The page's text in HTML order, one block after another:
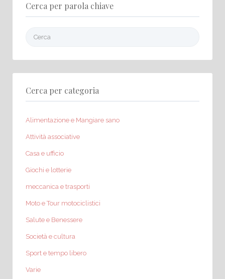
Cerca per parola chiave
Cerca per categoria
Alimentazione e Mangiare sano
Attività associative
Casa e ufficio
Giochi e lotterie
meccanica e trasporti
Moto e Tour motociclistici
Salute e Benessere
Società e cultura
Sport e tempo libero
Varie